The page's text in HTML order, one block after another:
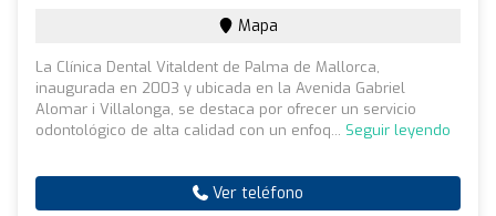
Mapa
La Clínica Dental Vitaldent de Palma de Mallorca,
inaugurada en 2003 y ubicada en la Avenida Gabriel
Alomar i Villalonga, se destaca por ofrecer un servicio
odontológico de alta calidad con un enfoq... Seguir leyendo
Ver teléfono